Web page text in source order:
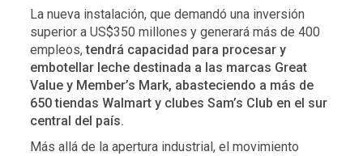
La nueva instalación, que demandó una inversión
superior a US$350 millones y generará más de 400
empleos,tendrá capacidad para procesar y
embotellar leche destinada a las marcas Great
Value y Member’s Mark, abasteciendo a más de
650 tiendas Walmart y clubes Sam’s Club en el sur
central del país.
Más allá de la apertura industrial, el movimiento